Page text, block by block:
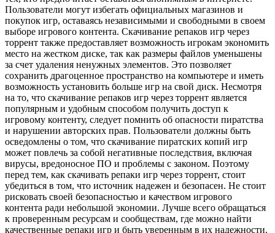
Пользователи могут избегать официальных магазинов и
покупок игр, оставаясь независимыми и свободными в своем
выборе игрового контента. Скачивание репаков игр через
торрент также предоставляет возможность игрокам экономить
место на жестком диске, так как размеры файлов уменьшены
за счет удаления ненужных элементов. Это позволяет
сохранить драгоценное пространство на компьютере и иметь
возможность установить больше игр на свой диск. Несмотря
на то, что скачивание репаков игр через торрент является
популярным и удобным способом получить доступ к
игровому контенту, следует помнить об опасности пиратства
и нарушении авторских прав. Пользователи должны быть
осведомлены о том, что скачивание пиратских копий игр
может повлечь за собой негативные последствия, включая
вирусы, вредоносное ПО и проблемы с законом. Поэтому
перед тем, как скачивать репаки игр через торрент, стоит
убедиться в том, что источник надежен и безопасен. Не стоит
рисковать своей безопасностью и качеством игрового
контента ради небольшой экономии. Лучше всего обращаться
к проверенным ресурсам и сообществам, где можно найти
качественные репаки игр и быть уверенным в их надежности.